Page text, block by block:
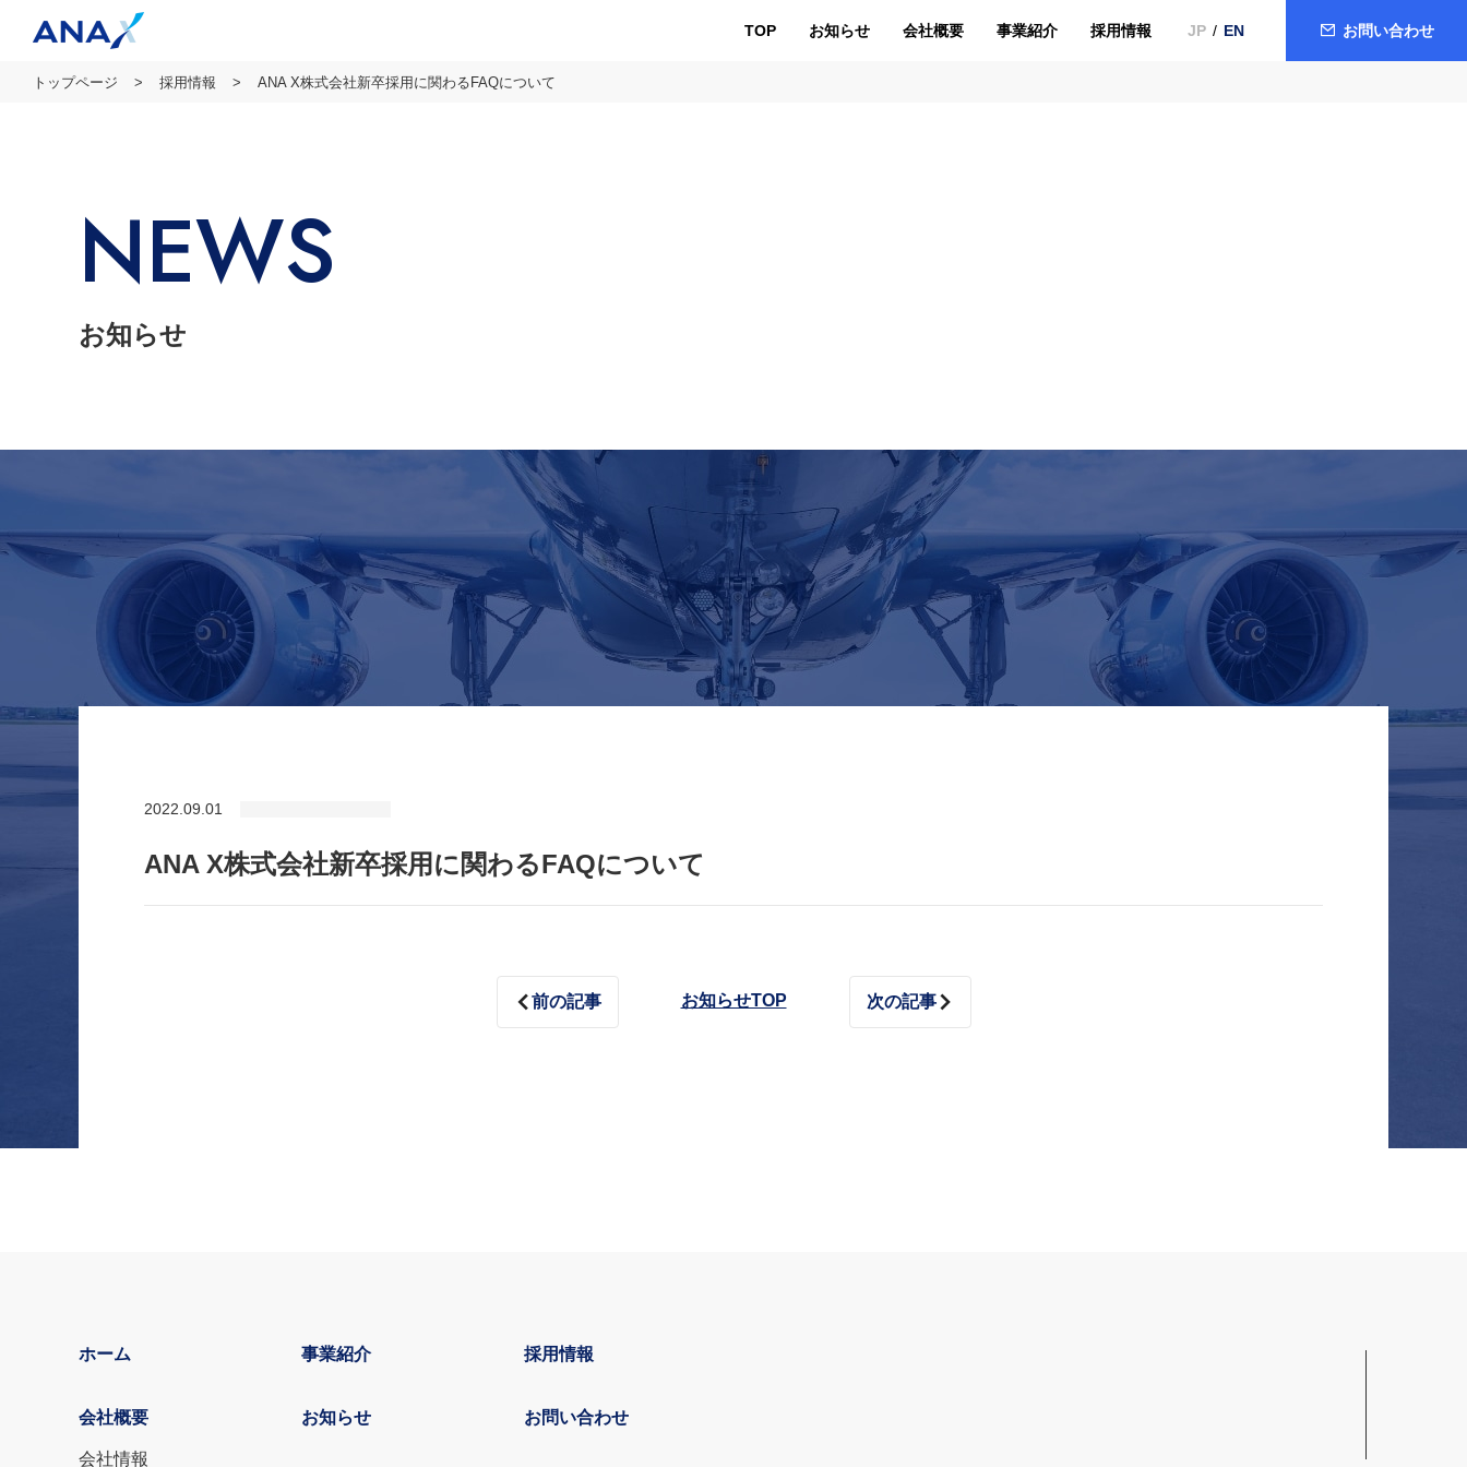
TOP お知らせ 会社概要 事業紹介 採用情報 JP EN お問い合わせ
トップページ 採用情報 ANA X株式会社新卒採用に関わるFAQについて
NEWS
お知らせ
2022.09.01
ANA X株式会社新卒採用に関わるFAQについて
前の記事 お知らせTOP 次の記事
ホーム
会社概要
会社情報
事業紹介
お知らせ
採用情報
お問い合わせ